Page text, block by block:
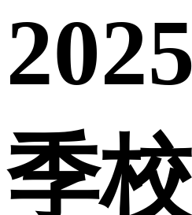
季